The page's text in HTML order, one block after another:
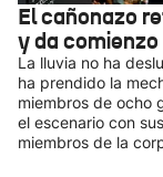
El cañonazo
y da
La lluvia no ha
ha prendido la
miembros de ocho
el escenario con
miembros de la